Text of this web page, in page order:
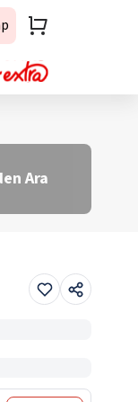
Ara